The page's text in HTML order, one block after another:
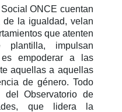
ONCE cuentan
la igualdad, velan
que atenten
impulsan
empoderar a las
aquellas a aquellas
de género. Todo
Observatorio de
que lidera la